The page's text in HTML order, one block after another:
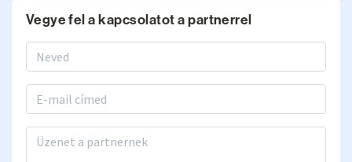
Vegye fel a kapcsolatot a partnerrel
Vezetéknév, keresztnév
Email
Üzenet a partnernek